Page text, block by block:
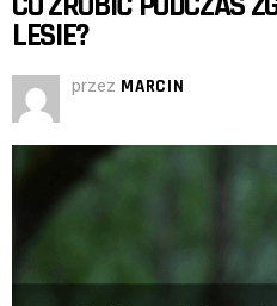
LESIE?
przez MARCIN